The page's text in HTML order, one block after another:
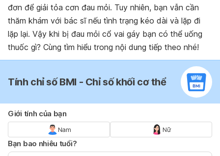
đơn để giải tỏa cơn đau mỏi. Tuy nhiên, bạn vẫn cần
thăm khám với bác sĩ nếu tình trạng kéo dài và lặp đi
lặp lại. Vậy khi bị đau mỏi cổ vai gáy bạn có thể uống
thuốc gì? Cùng tìm hiểu trong nội dung tiếp theo nhé!
Tính chỉ số BMI - Chỉ số khối cơ thể
Giới tính của bạn
Nam Nữ
Bạn bao nhiêu tuổi?